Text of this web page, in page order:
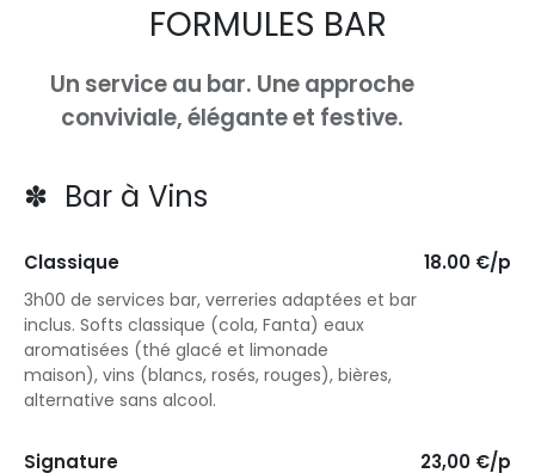
FORMULES BAR
Un service au bar. Une approche
conviviale, élégante et festive.
✽ Bar à Vins
Classique 18.00 €/p
3h00 de services bar, verreries adaptées et bar
inclus. Softs classique (cola, Fanta) eaux
aromatisées (thé glacé et limonade
maison), vins (blancs, rosés, rouges), bières,
alternative sans alcool.
Signature 23,00 €/p